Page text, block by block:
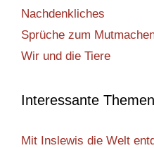
Nachdenkliches
Sprüche zum
Wir und die Tiere
Interessante Themen
Mit Inslewis die Welt